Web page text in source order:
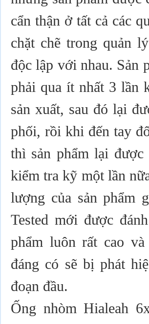
cẩn thận ở tất cả các
chặt chẽ trong quản
độc lập với nhau. Sản
phải qua ít nhất 3 lần
sản xuất, sau đó lại
phối, rồi khi đến tay
thì sản phẩm lại được
kiểm tra kỹ một lần
lượng của sản phẩm
Tested mới được
phẩm luôn rất cao
đáng có sẽ bị phát
đoạn đầu.
Ống nhòm Hialeah